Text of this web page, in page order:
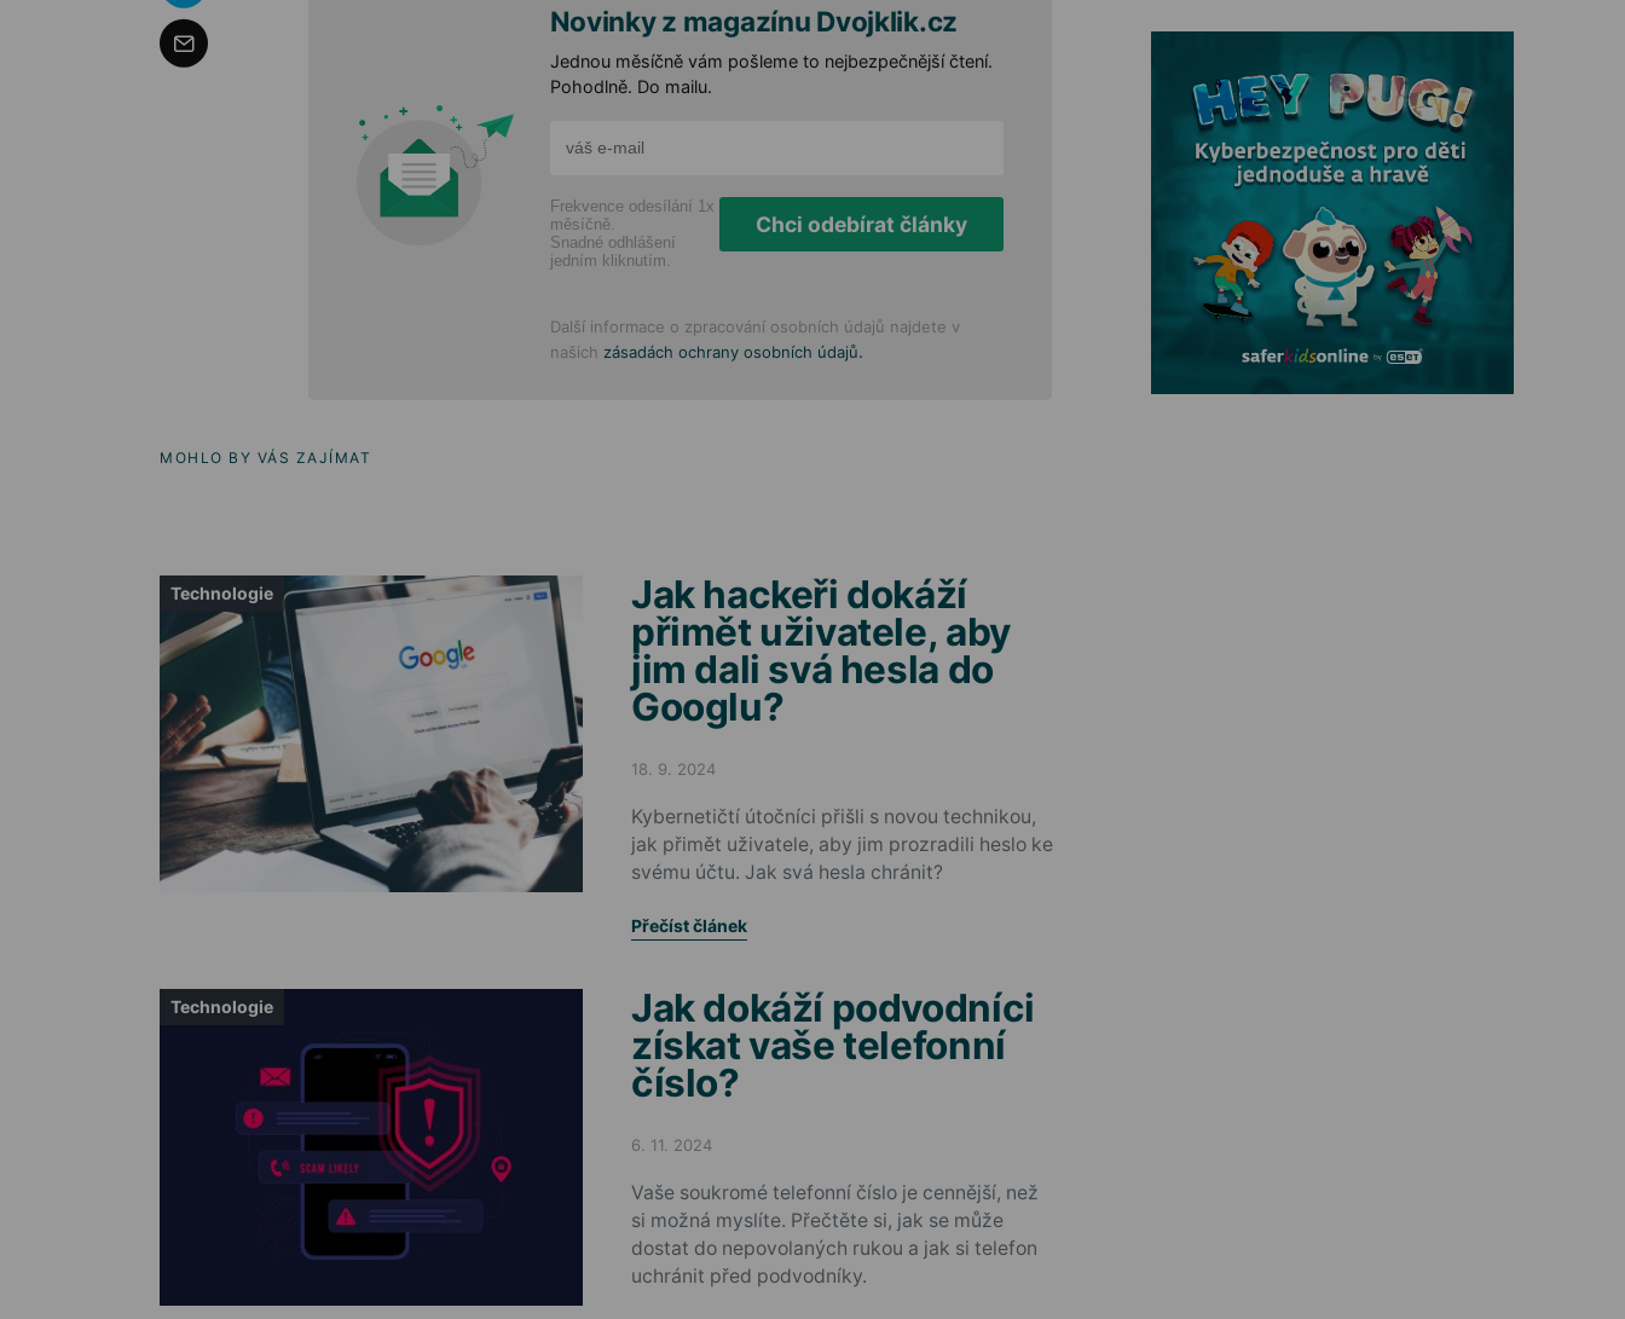
Novinky z magazínu Dvojklik.cz
Jednou měsíčně vám pošleme to nejbezpečnější čtení.
Pohodlně. Do mailu.
Frekvence odesílání 1x
měsíčně.
Snadné odhlášení
jedním kliknutím.
Chci odebírat články
Další informace o zpracování osobních údajů najdete v
našich zásadách ochrany osobních údajů.
MOHLO BY VÁS ZAJÍMAT
Technologie Jak hackeři dokáží
přimět uživatele, aby
jim dali svá hesla do
Googlu?
Posted on
18. 9. 2024
Kybernetičtí útočníci přišli s novou technikou,
jak přimět uživatele, aby jim prozradili heslo ke
svému účtu. Jak svá hesla chránit?
Přečíst článek
Technologie Jak dokáží podvodníci
získat vaše telefonní
číslo?
Posted on
6. 11. 2024
Vaše soukromé telefonní číslo je cennější, než
si možná myslíte. Přečtěte si, jak se může
dostat do nepovolaných rukou a jak si telefon
uchránit před podvodníky.